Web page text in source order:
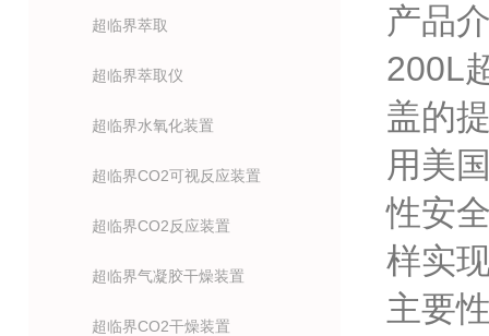
超临界萃取
超临界萃取仪
超临界水氧化装置
超临界CO2可视反应装置
超临界CO2反应装置
超临界气凝胶干燥装置
超临界CO2干燥装置
产品
200L
盖的
用美
性安
样实
主要